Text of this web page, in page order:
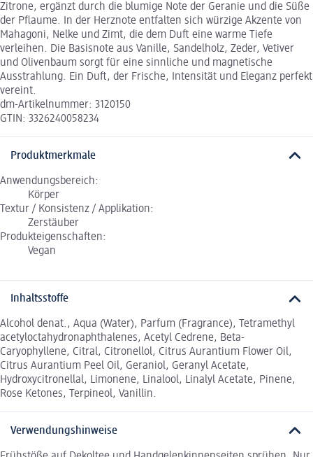
Zitrone, ergänzt durch die blumige Note der Geranie und die Süße
der Pflaume. In der Herznote entfalten sich würzige Akzente von
Mahagoni, Nelke und Zimt, die dem Duft eine warme Tiefe
verleihen. Die Basisnote aus Vanille, Sandelholz, Zeder, Vetiver
und Olivenbaum sorgt für eine sinnliche und magnetische
Ausstrahlung. Ein Duft, der Frische, Intensität und Eleganz perfekt
vereint.
dm-Artikelnummer: 3120150
GTIN: 3326240058234
Produktmerkmale
Anwendungsbereich:
Körper
Textur / Konsistenz / Applikation:
Zerstäuber
Produkteigenschaften:
Vegan
Inhaltsstoffe
Alcohol denat., Aqua (Water), Parfum (Fragrance), Tetramethyl
acetyloctahydronaphthalenes, Acetyl Cedrene, Beta-
Caryophyllene, Citral, Citronellol, Citrus Aurantium Flower Oil,
Citrus Aurantium Peel Oil, Geraniol, Geranyl Acetate,
Hydroxycitronellal, Limonene, Linalool, Linalyl Acetate, Pinene,
Rose Ketones, Terpineol, Vanillin.
Verwendungshinweise